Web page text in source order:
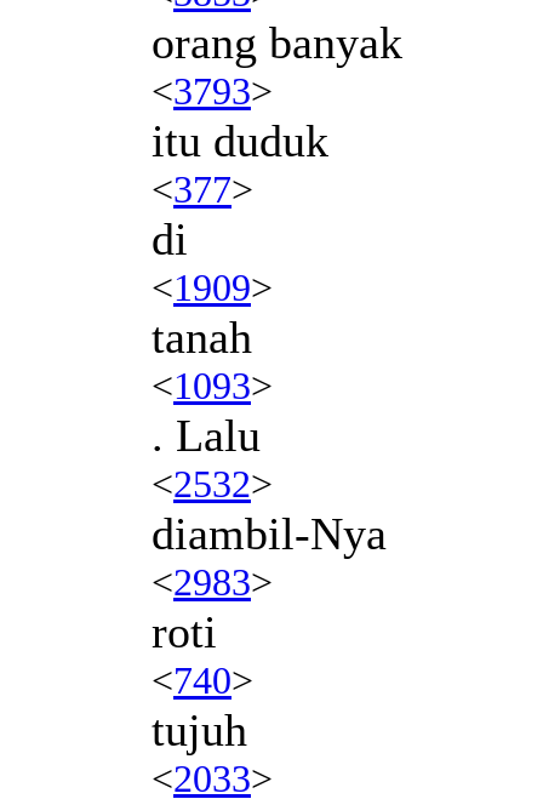
orang banyak
<3793>
itu duduk
<377>
di
<1909>
tanah
<1093>
. Lalu
<2532>
diambil-Nya
<2983>
roti
<740>
tujuh
<2033>